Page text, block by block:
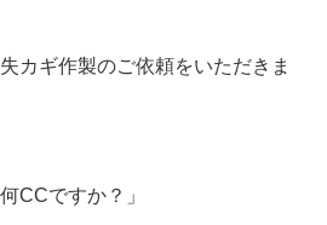
カギ作製のご依頼をいただきま
CCですか？」